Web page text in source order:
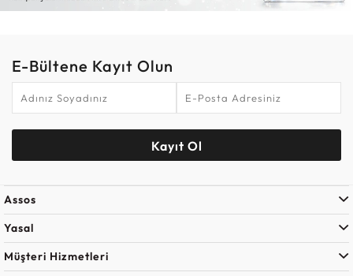
E-Bültene Kayıt Olun
Kayıt Ol
Assos
Yasal
Müşteri Hizmetleri